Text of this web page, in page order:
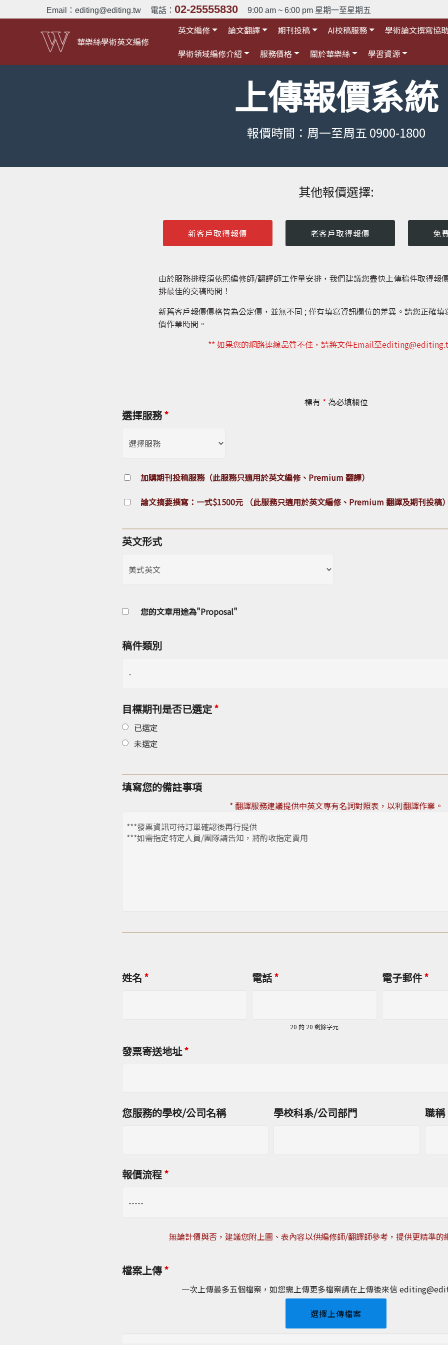
Email： editing@editing.tw 電話： 02-25555830 9:00 am ~ 6:00 pm 星期一至星期五
華樂絲學術英文編修
英文編修 論文翻譯 期刊投稿 AI校稿服務
學術論文撰寫協
學術領域編修介紹
服務價格 關於華樂絲 學習資源
上傳報價系統
報價時間：周一至周五 0900-1800
其他報價選擇:
新客戶取得報價 老客戶取得報價 免
由於服務排程須依照編修師/翻譯師工作量安排，我們建議您盡快上傳稿件取得報
排最佳的交稿時間！
新舊客戶報價價格皆為公定價，並無不同 ; 僅有填寫資訊欄位的差異。請您正確
價作業時間。
** 如果您的網路連線品質不佳，請將文件Email至
標有 *為必填欄位
選擇服務*
加購期刊投稿服務（此服務只適用於英文編修、Premium 翻譯）
論文摘要撰寫：一式$1500元 （此服務只適用於英文編修、Premium 翻譯及期刊投稿
英文形式
您的文章用途為"Proposal"
稿件類別
目標期刊是否已選定*
已選定
未選定
填寫您的備註事項
* 翻譯服務建議提供中英文專有名詞對照表，以利翻譯作業。
姓名 * 電話*
20 的 20 剩餘字元
電子郵件*
發票寄送地址*
您服務的學校/公司名稱 學校科系/公司部門 職稱
報價流程*
無論計價與否，建議您附上圖、表內容以供編修師/翻譯師參考，提供更精準的
檔案上傳*
選擇上傳檔案
一次上傳最多五個檔案，如您需上傳更多檔案請在上傳後來信